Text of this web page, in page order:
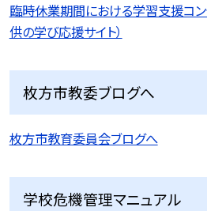
臨時休業期間における学習支援コン
供の学び応援サイト）
枚方市教委ブログへ
枚方市教育委員会ブログへ
学校危機管理マニュアル